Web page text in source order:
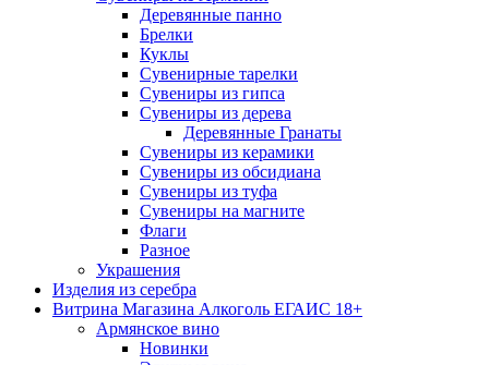
Деревянные панно
Брелки
Куклы
Сувенирные тарелки
Сувениры из гипса
Сувениры из дерева
Деревянные Гранаты
Сувениры из керамики
Сувениры из обсидиана
Сувениры из туфа
Сувениры на магните
Флаги
Разное
Украшения
Изделия из серебра
Витрина Магазина Алкоголь ЕГАИС 18+
Армянское вино
Новинки